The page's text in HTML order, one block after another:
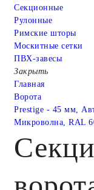
Cекционные
Рулонные
Римские шторы
Москитные сетки
ПВХ-завесы
Закрыть
Главная
Ворота
Prestige - 45 мм,
Микроволна, RAL